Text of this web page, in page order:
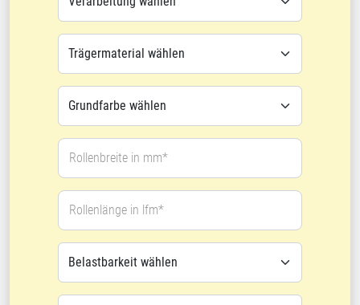
Rollenbreite in mm*
Rollenlänge in lfm*